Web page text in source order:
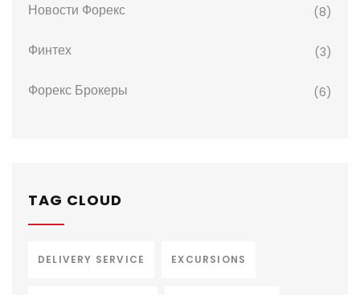
Новости Форекс (8)
Финтех (3)
Форекс Брокеры (6)
TAG CLOUD
DELIVERY SERVICE EXCURSIONS